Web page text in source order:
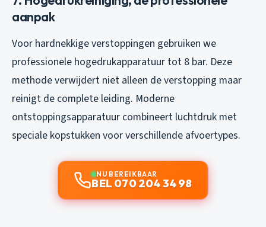
aanpak
Voor hardnekkige verstoppingen gebruiken we
professionele hogedrukapparatuur tot 8 bar. Deze
methode verwijdert niet alleen de verstopping maar
reinigt de complete leiding. Moderne
ontstoppingsapparatuur combineert luchtdruk met
speciale kopstukken voor verschillende afvoertypes.
NU BEREIKBAAR
BEL 070 204 34 98